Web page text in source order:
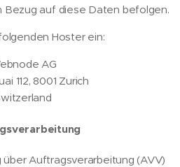
Bezug auf diese Daten befolgen.
Hoster ein:
AG
112, 8001 Zurich
Auftragsverarbeitung (AVV)